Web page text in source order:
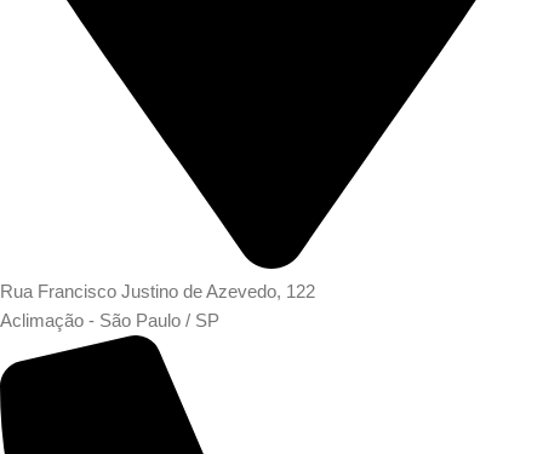
Rua Francisco Justino de Azevedo, 122
Aclimação - São Paulo / SP